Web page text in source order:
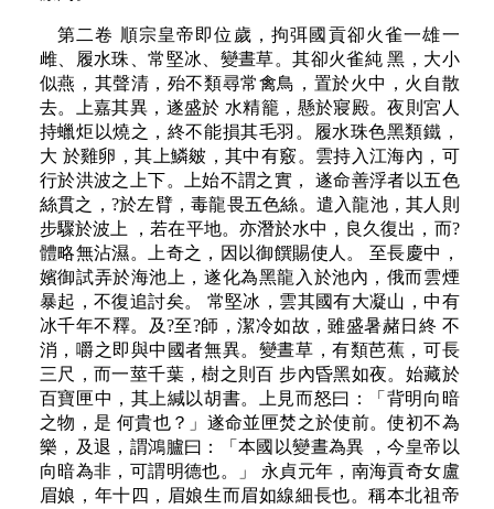
第二卷 順宗皇帝即位歲，拘弭國貢卻火雀一雄一
雌、履水珠、常堅冰、變晝草。其卻火雀純 黑，大小
似燕，其聲清，殆不類尋常禽鳥，置於火中，火自散
去。上嘉其異，遂盛於 水精籠，懸於寢殿。夜則宮人
持蠟炬以燒之，終不能損其毛羽。履水珠色黑類鐵，
大 於雞卵，其上鱗皴，其中有竅。雲持入江海內，可
行於洪波之上下。上始不謂之實， 遂命善浮者以五色
絲貫之，?於左臂，毒龍畏五色絲。遣入龍池，其人則
步驟於波上 ，若在平地。亦潛於水中，良久復出，而?
體略無沾濕。上奇之，因以御饌賜使人。 至長慶中，
嬪御試弄於海池上，遂化為黑龍入於池內，俄而雲煙
暴起，不復追討矣。 常堅冰，雲其國有大凝山，中有
冰千年不釋。及?至?師，潔冷如故，雖盛暑赭日終 不
消，嚼之即與中國者無異。變晝草，有類芭蕉，可長
三尺，而一莖千葉，樹之則百 步內昏黑如夜。始藏於
百寶匣中，其上緘以胡書。上見而怒曰：「背明向暗
之物，是 何貴也？」遂命並匣焚之於使前。使初不為
樂，及退，謂鴻臚曰：「本國以變晝為異 ，今皇帝以
向暗為非，可謂明德也。」 永貞元年，南海貢奇女盧
眉娘，年十四，眉娘生而眉如線細長也。稱本北祖帝